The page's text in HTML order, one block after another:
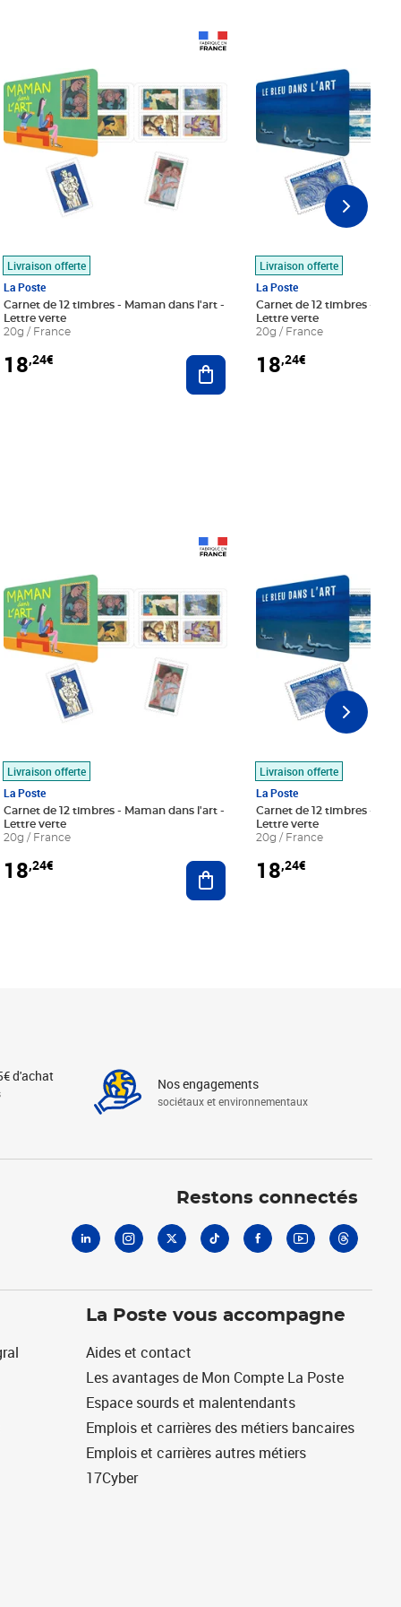
au panier
Livraison offerte
La Poste
Carnet de 12 timbres - Maman dans l'art -
Lettre verte
20g / France
18,24€ Ajouter au panier
Livraison offerte
La Poste
Carnet de 12 timbres - Le
Lettre verte
20g / France
18,24€
au panier
Livraison offerte
La Poste
Carnet de 12 timbres - Maman dans l'art -
Lettre verte
20g / France
18,24€ Ajouter au panier
Livraison offerte
La Poste
Carnet de 12 timbres - Le
Lettre verte
20g / France
18,24€
d'achat Nos engagements
sociétaux et environnementaux
Restons connectés
La Poste vous accompagne
Aides et contact
Les avantages de Mon Compte La Poste
Espace sourds et malentendants
Emplois et carrières des métiers bancaires
Emplois et carrières autres métiers
17Cyber